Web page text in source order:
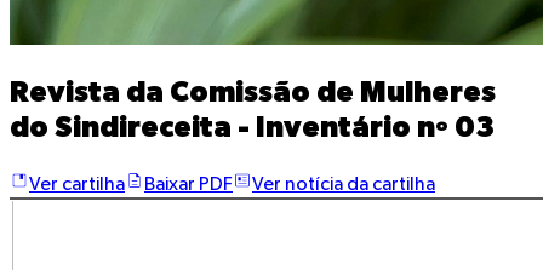
Revista da Comissão de Mulheres
do Sindireceita - Inventário nº 03
Ver cartilha Baixar PDF Ver notícia da cartilha